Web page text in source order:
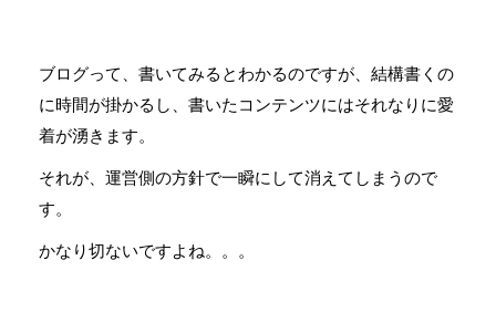
ブログって、書いてみるとわかるのですが、結構書くの
に時間が掛かるし、書いたコンテンツにはそれなりに愛
着が湧きます。
それが、運営側の方針で一瞬にして消えてしまうので
す。
かなり切ないですよね。。。